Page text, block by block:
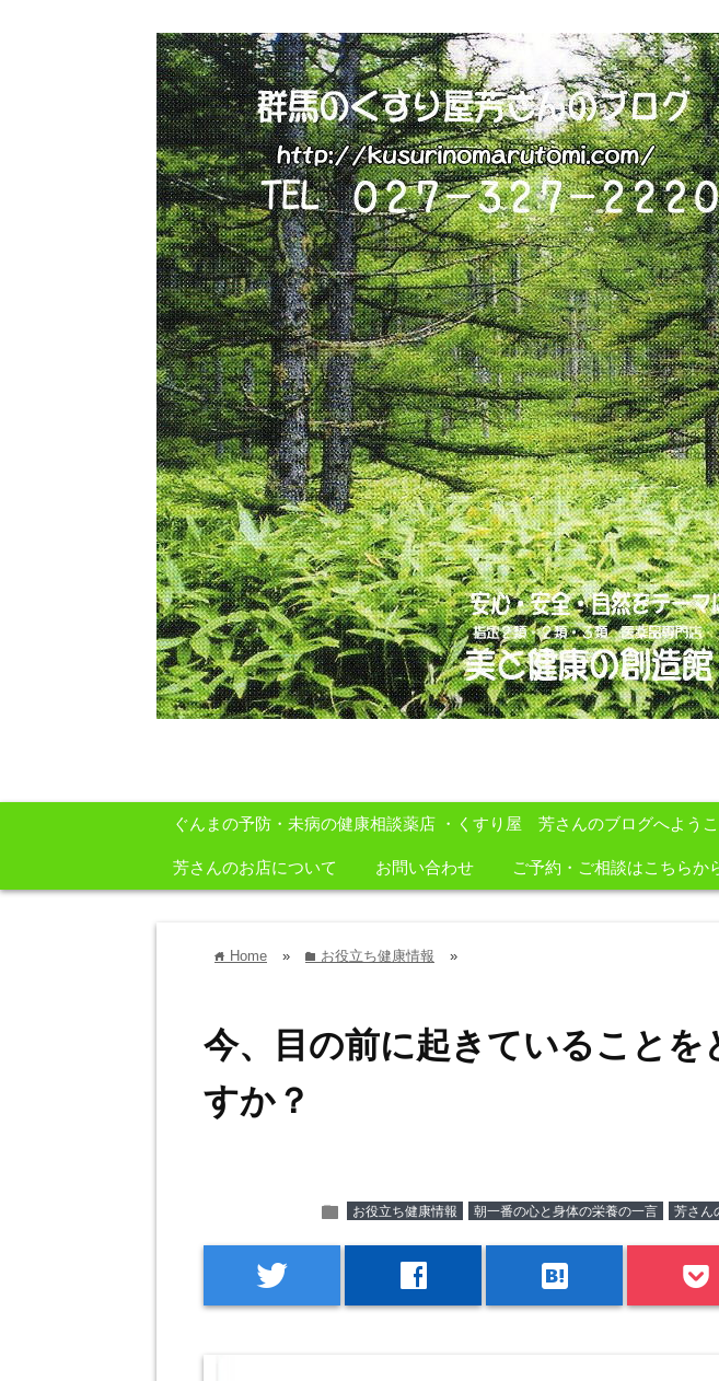
ぐんまの予防・未病の健康相談薬店 ・くすり屋 芳さんのブログへよう
芳さんのお店について お問い合わせ ご予約・ご相談はこちらか
home Home » folder お役立ち健康情報 »
今、目の前に起きていることを
すか？
folder お役立ち健康情報 朝一番の心と身体の栄養の一言 芳さん
twitter facebook hatenabookmark